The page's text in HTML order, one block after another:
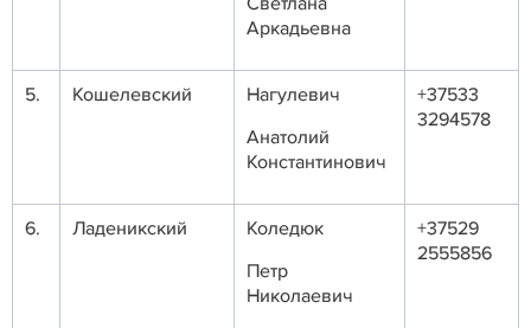
Аркадьевна
5. Кошелевский
Нагулевич
Анатолий
Константинович
+37533
3294578
6. Ладеникский
Коледюк
Петр
Николаевич
+37529
2555856